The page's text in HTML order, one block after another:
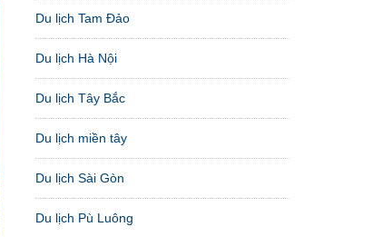
Du lịch Tam Đảo
Du lịch Hà Nội
Du lịch Tây Bắc
Du lịch miền tây
Du lịch Sài Gòn
Du lịch Pù Luông